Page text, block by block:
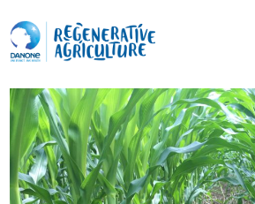
МИССИЯ
ФЕРМЕРЫ
ПЕРЕДОВЫЕ